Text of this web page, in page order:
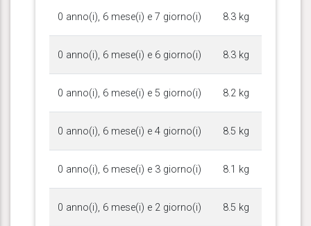
0 anno(i), 6 mese(i) e 7 giorno(i) 8.3 kg
0 anno(i), 6 mese(i) e 6 giorno(i) 8.3 kg
0 anno(i), 6 mese(i) e 5 giorno(i) 8.2 kg
0 anno(i), 6 mese(i) e 4 giorno(i) 8.5 kg
0 anno(i), 6 mese(i) e 3 giorno(i) 8.1 kg
0 anno(i), 6 mese(i) e 2 giorno(i) 8.5 kg